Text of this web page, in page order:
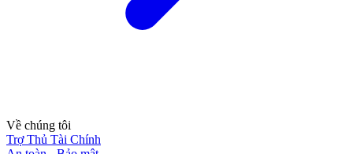
Về chúng tôi
Trợ Thủ Tài Chính